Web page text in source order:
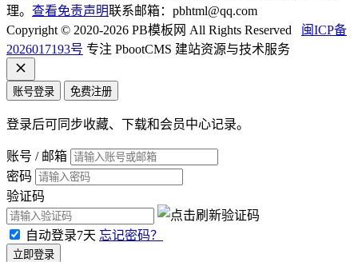
理。 查看免责声明联系邮箱：pbhtml@qq.com
Copyright © 2020-2026 PB模板网 All Rights Reserved 闽ICP备
2026017193号 专注 PbootCMS 建站资源与技术服务
账号登录 免费注册
登录后可同步收藏、下载和会员中心记录。
账号 / 邮箱
密码
验证码
自动登录7天 忘记密码？
立即登录